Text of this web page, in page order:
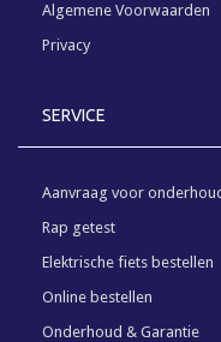
Algemene Voorwaarden
Privacy
SERVICE
Aanvraag voor
Rap getest
Elektrische fiets bestellen
Online bestellen
Onderhoud & Garantie